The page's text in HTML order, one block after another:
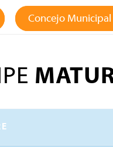
Concejo Municipal